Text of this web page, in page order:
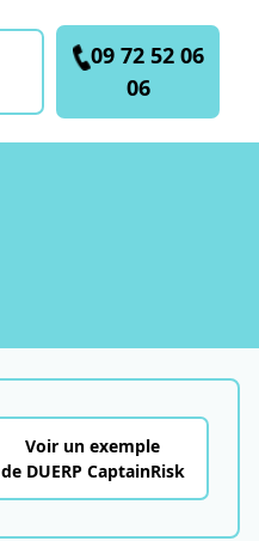
09 72 52 06
06
Voir un exemple
de DUERP CaptainRisk